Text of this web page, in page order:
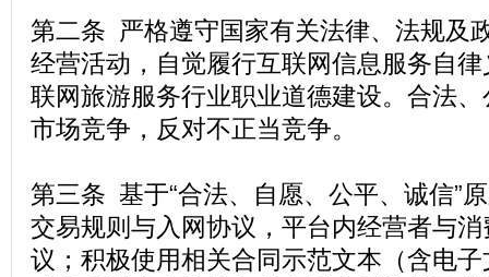
第二条 严格遵守国家有关法律、法规及
经营活动，自觉履行互联网信息服务自
联网旅游服务行业职业道德建设。合法
市场竞争，反对不正当竞争。
第三条 基于“合法、自愿、公平、诚信”
交易规则与入网协议，平台内经营者与
议；积极使用相关合同示范文本（含电